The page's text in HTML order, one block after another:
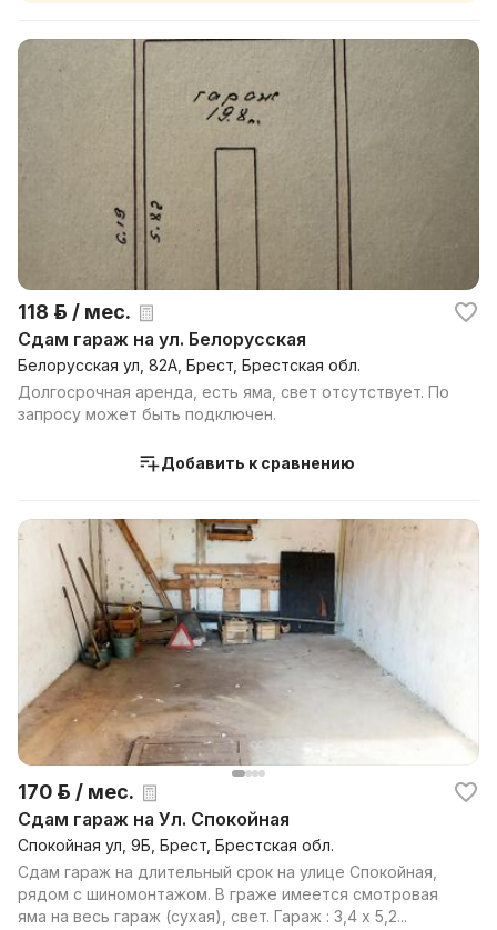
118 р. / мес.
Сдам гараж на ул. Белорусская
Белорусская ул, 82А, Брест, Брестская обл.
Долгосрочная аренда, есть яма, свет отсутствует. По
запросу может быть подключен.
Добавить к сравнению
170 р. / мес.
Сдам гараж на Ул. Спокойная
Спокойная ул, 9Б, Брест, Брестская обл.
Сдам гараж на длительный срок на улице Спокойная,
рядом с шиномонтажом. В граже имеется смотровая
яма на весь гараж (сухая), свет. Гараж : 3,4 x 5,2...